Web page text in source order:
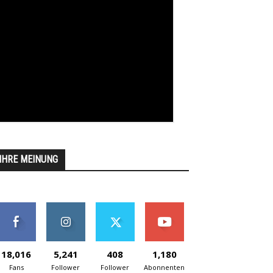
MEINUNG
18,016
Fans
5,241
Follower
408
Follower
1,180
Abonnenten